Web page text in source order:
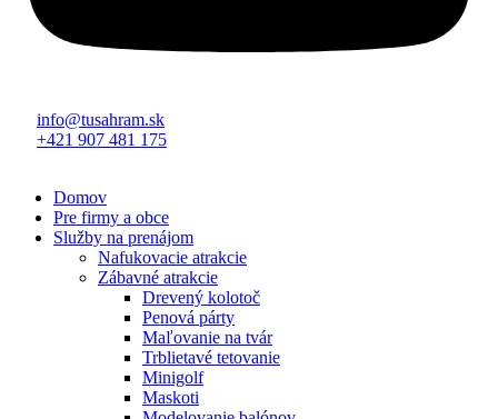
info@tusahram.sk
+421 907 481 175
Domov
Pre firmy a obce
Služby na prenájom
Nafukovacie atrakcie
Zábavné atrakcie
Drevený kolotoč
Penová párty
Maľovanie na tvár
Trblietavé tetovanie
Minigolf
Maskoti